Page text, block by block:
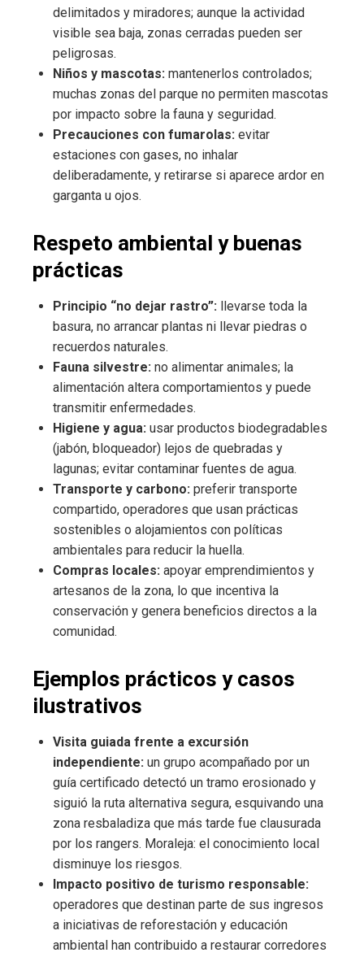
delimitados y miradores; aunque la actividad
visible sea baja, zonas cerradas pueden ser
peligrosas.
Niños y mascotas: mantenerlos controlados;
muchas zonas del parque no permiten mascotas
por impacto sobre la fauna y seguridad.
Precauciones con fumarolas: evitar
estaciones con gases, no inhalar
deliberadamente, y retirarse si aparece ardor en
garganta u ojos.
Respeto ambiental y buenas
prácticas
Principio “no dejar rastro”: llevarse toda la
basura, no arrancar plantas ni llevar piedras o
recuerdos naturales.
Fauna silvestre: no alimentar animales; la
alimentación altera comportamientos y puede
transmitir enfermedades.
Higiene y agua: usar productos biodegradables
(jabón, bloqueador) lejos de quebradas y
lagunas; evitar contaminar fuentes de agua.
Transporte y carbono: preferir transporte
compartido, operadores que usan prácticas
sostenibles o alojamientos con políticas
ambientales para reducir la huella.
Compras locales: apoyar emprendimientos y
artesanos de la zona, lo que incentiva la
conservación y genera beneficios directos a la
comunidad.
Ejemplos prácticos y casos
ilustrativos
Visita guiada frente a excursión
independiente: un grupo acompañado por un
guía certificado detectó un tramo erosionado y
siguió la ruta alternativa segura, esquivando una
zona resbaladiza que más tarde fue clausurada
por los rangers. Moraleja: el conocimiento local
disminuye los riesgos.
Impacto positivo de turismo responsable:
operadores que destinan parte de sus ingresos
a iniciativas de reforestación y educación
ambiental han contribuido a restaurar corredores